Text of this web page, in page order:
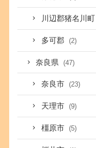
川辺郡猪名川町
多可郡 (2)
奈良県 (47)
奈良市 (23)
天理市 (9)
橿原市 (5)